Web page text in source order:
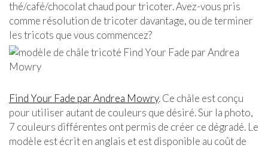
thé/café/chocolat chaud pour tricoter. Avez-vous pris
comme résolution de tricoter davantage, ou de terminer
les tricots que vous commencez?
Find Your Fade par Andrea Mowry. Ce châle est conçu
pour utiliser autant de couleurs que désiré. Sur la photo,
7 couleurs différentes ont permis de créer ce dégradé. Le
modèle est écrit en anglais et est disponible au coût de